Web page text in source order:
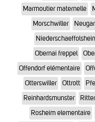
Marmoutier maternelle
Morschwiller
Obernai freppel
Offendorf elémentaire
Otterswiller
Ottrott
Reinhardsmunster
Rosheim elementaire